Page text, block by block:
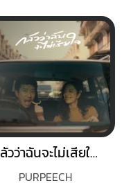
กลัวว่าฉันจะไม่เสียใจ (Fear)
PURPEECH